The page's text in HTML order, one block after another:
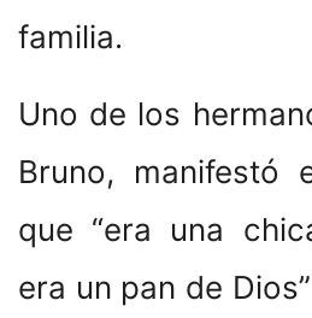
familia.
Uno de los
Bruno, manifestó
que “era una
era un pan de